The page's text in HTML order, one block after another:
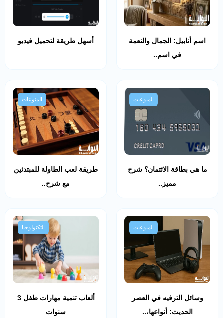
اسم أنابيل: الجمال والنعمة
في اسم..
أسهل طريقة لتحميل فيديو
المنوعات
ما هي بطاقة الائتمان؟ شرح
مميز..
المنوعات
طريقة لعب الطاولة للمبتدئين
مع شرح..
المنوعات
وسائل الترفيه في العصر
الحديث: أنواعها،..
التكنولوجيا
ألعاب تنمية مهارات طفل 3
سنوات